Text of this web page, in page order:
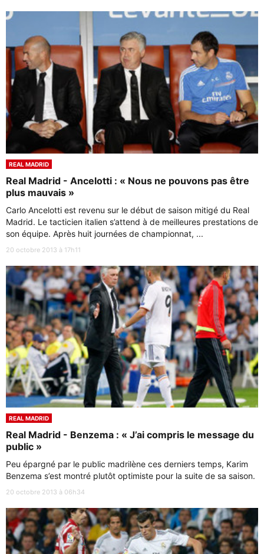
REAL MADRID
Real Madrid - Ancelotti : « Nous ne pouvons pas être
plus mauvais »
Carlo Ancelotti est revenu sur le début de saison mitigé du Real
Madrid. Le tacticien italien s’attend à de meilleures prestations de
son équipe. Après huit journées de championnat, ...
20 octobre 2013 à 17h11
REAL MADRID
Real Madrid - Benzema : « J’ai compris le message du
public »
Peu épargné par le public madrilène ces derniers temps, Karim
Benzema s’est montré plutôt optimiste pour la suite de sa saison.
20 octobre 2013 à 06h34